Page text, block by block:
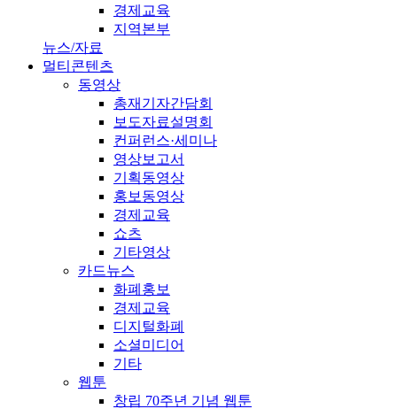
경제교육
지역본부
뉴스/자료
멀티콘텐츠
동영상
총재기자간담회
보도자료설명회
컨퍼런스·세미나
영상보고서
기획동영상
홍보동영상
경제교육
쇼츠
기타영상
카드뉴스
화폐홍보
경제교육
디지털화폐
소셜미디어
기타
웹툰
창립 70주년 기념 웹툰